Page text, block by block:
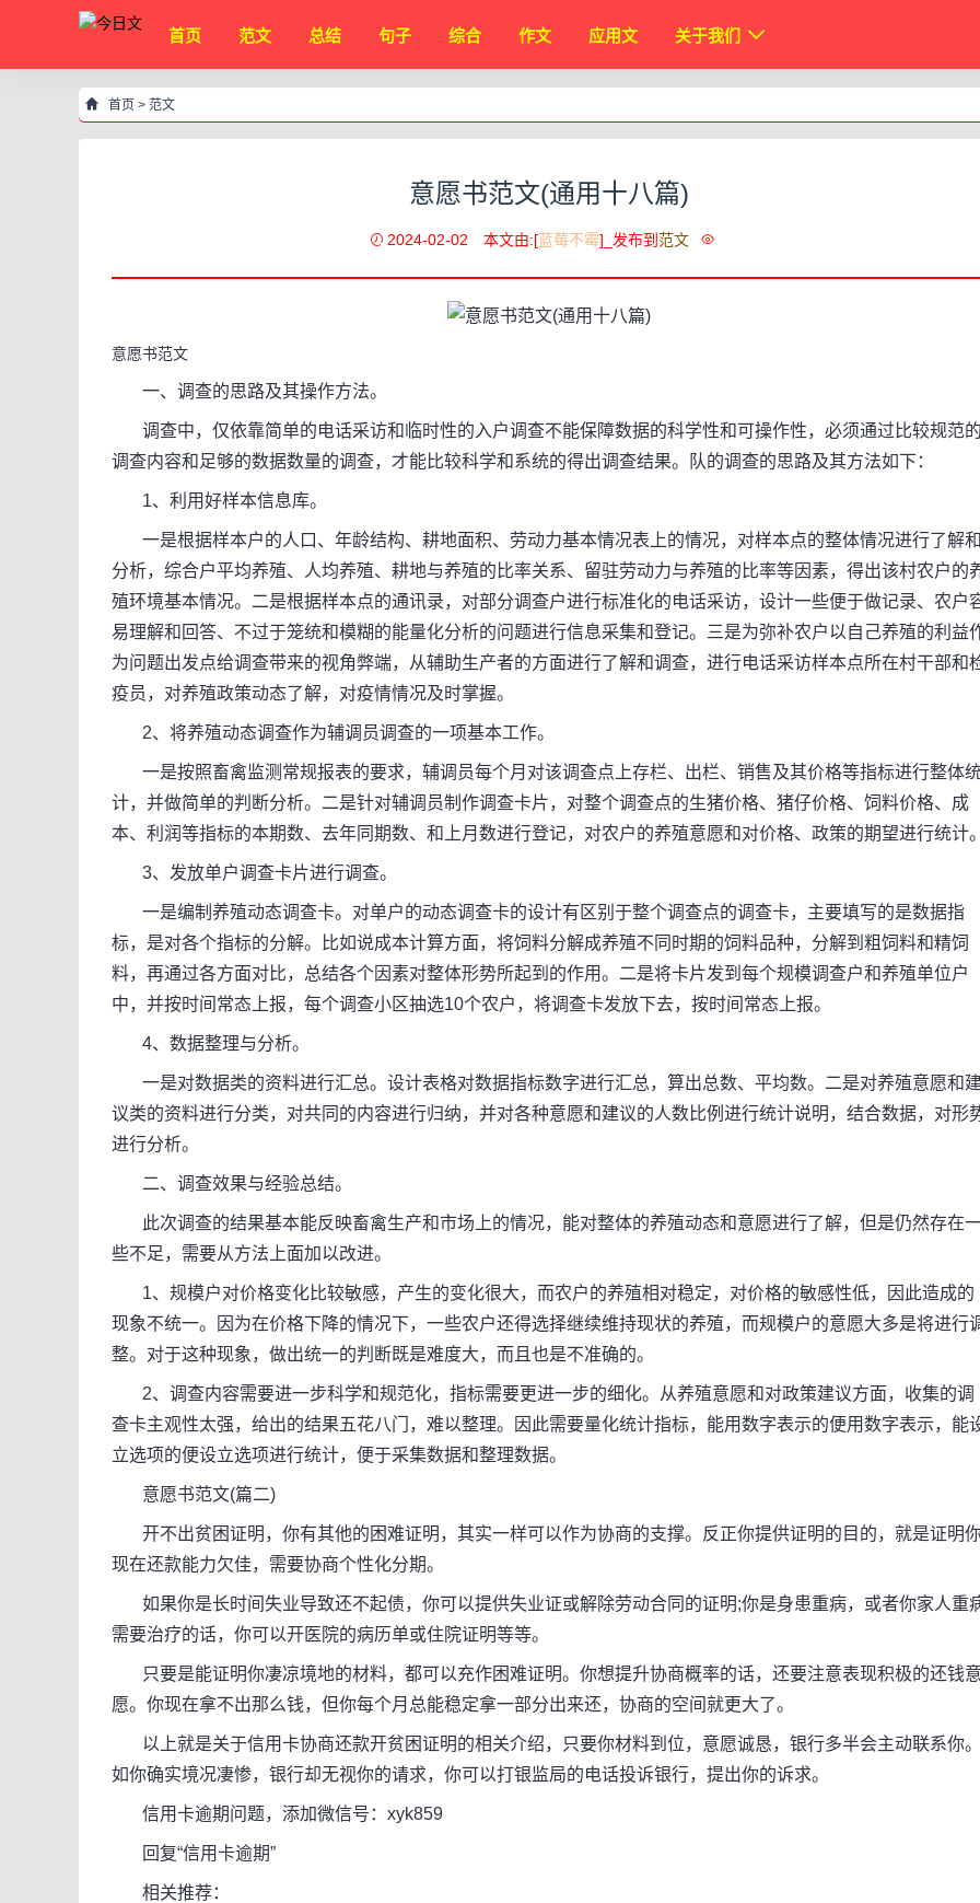
首页 范文 总结 句子 综合 作文 应用文 关于我们
首页 > 范文
意愿书范文(通用十八篇)
2024-02-02 本文由:[蓝莓不霉]_发布到 范文
意愿书范文
一、调查的思路及其操作方法。
调查中，仅依靠简单的电话采访和临时性的入户调查不能保障数据的科学性和可操作性，必须通过比较规范的
调查内容和足够的数据数量的调查，才能比较科学和系统的得出调查结果。队的调查的思路及其方法如下：
1、利用好样本信息库。
一是根据样本户的人口、年龄结构、耕地面积、劳动力基本情况表上的情况，对样本点的整体情况进行了解和
分析，综合户平均养殖、人均养殖、耕地与养殖的比率关系、留驻劳动力与养殖的比率等因素，得出该村农户的
殖环境基本情况。二是根据样本点的通讯录，对部分调查户进行标准化的电话采访，设计一些便于做记录、农户
易理解和回答、不过于笼统和模糊的能量化分析的问题进行信息采集和登记。三是为弥补农户以自己养殖的利益
为问题出发点给调查带来的视角弊端，从辅助生产者的方面进行了解和调查，进行电话采访样本点所在村干部和
疫员，对养殖政策动态了解，对疫情情况及时掌握。
2、将养殖动态调查作为辅调员调查的一项基本工作。
一是按照畜禽监测常规报表的要求，辅调员每个月对该调查点上存栏、出栏、销售及其价格等指标进行整体
计，并做简单的判断分析。二是针对辅调员制作调查卡片，对整个调查点的生猪价格、猪仔价格、饲料价格、成
本、利润等指标的本期数、去年同期数、和上月数进行登记，对农户的养殖意愿和对价格、政策的期望进行统计。
3、发放单户调查卡片进行调查。
一是编制养殖动态调查卡。对单户的动态调查卡的设计有区别于整个调查点的调查卡，主要填写的是数据指
标，是对各个指标的分解。比如说成本计算方面，将饲料分解成养殖不同时期的饲料品种，分解到粗饲料和精饲
料，再通过各方面对比，总结各个因素对整体形势所起到的作用。二是将卡片发到每个规模调查户和养殖单位户
中，并按时间常态上报，每个调查小区抽选10个农户，将调查卡发放下去，按时间常态上报。
4、数据整理与分析。
一是对数据类的资料进行汇总。设计表格对数据指标数字进行汇总，算出总数、平均数。二是对养殖意愿和
议类的资料进行分类，对共同的内容进行归纳，并对各种意愿和建议的人数比例进行统计说明，结合数据，对形
进行分析。
二、调查效果与经验总结。
此次调查的结果基本能反映畜禽生产和市场上的情况，能对整体的养殖动态和意愿进行了解，但是仍然存在
些不足，需要从方法上面加以改进。
1、规模户对价格变化比较敏感，产生的变化很大，而农户的养殖相对稳定，对价格的敏感性低，因此造成的
现象不统一。因为在价格下降的情况下，一些农户还得选择继续维持现状的养殖，而规模户的意愿大多是将进行
整。对于这种现象，做出统一的判断既是难度大，而且也是不准确的。
2、调查内容需要进一步科学和规范化，指标需要更进一步的细化。从养殖意愿和对政策建议方面，收集的调
查卡主观性太强，给出的结果五花八门，难以整理。因此需要量化统计指标，能用数字表示的便用数字表示，能
立选项的便设立选项进行统计，便于采集数据和整理数据。
意愿书范文(篇二)
开不出贫困证明，你有其他的困难证明，其实一样可以作为协商的支撑。反正你提供证明的目的，就是证明
现在还款能力欠佳，需要协商个性化分期。
如果你是长时间失业导致还不起债，你可以提供失业证或解除劳动合同的证明;你是身患重病，或者你家人重
需要治疗的话，你可以开医院的病历单或住院证明等等。
只要是能证明你凄凉境地的材料，都可以充作困难证明。你想提升协商概率的话，还要注意表现积极的还钱意
愿。你现在拿不出那么钱，但你每个月总能稳定拿一部分出来还，协商的空间就更大了。
以上就是关于信用卡协商还款开贫困证明的相关介绍，只要你材料到位，意愿诚恳，银行多半会主动联系你。
如你确实境况凄惨，银行却无视你的请求，你可以打银监局的电话投诉银行，提出你的诉求。
信用卡逾期问题，添加微信号：xyk859
回复“信用卡逾期”
相关推荐：